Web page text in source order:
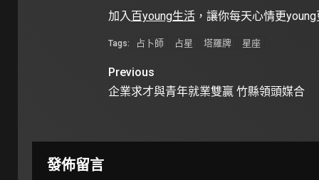
加入百young生活，讓你每天心情更
Tags: 占卜師 占星 塔羅牌 星座
Previous
企業求才與青年就業雙贏 竹縣領頭媒合
發佈留言